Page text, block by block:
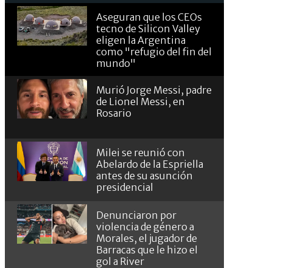
Aseguran que los CEOs
tecno de Silicon Valley
eligen la Argentina
como "refugio del fin del
mundo"
Murió Jorge Messi, padre
de Lionel Messi, en
Rosario
Milei se reunió con
Abelardo de la Espriella
antes de su asunción
presidencial
Denunciaron por
violencia de género a
Morales, el jugador de
Barracas que le hizo el
gol a River